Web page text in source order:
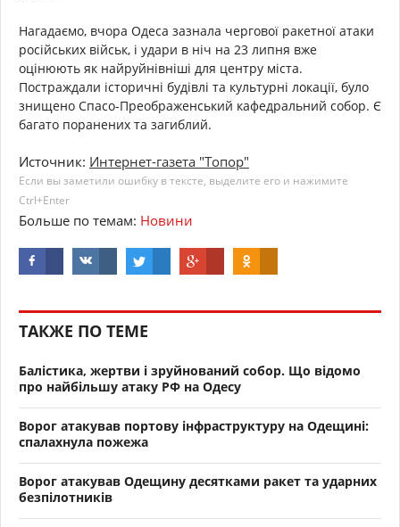
Нагадаємо, вчора Одеса зазнала чергової ракетної атаки
російських військ, і удари в ніч на 23 липня вже
оцінюють як найруйнівніші для центру міста.
Постраждали історичні будівлі та культурні локації, було
знищено Спасо-Преображенський кафедральний собор. Є
багато поранених та загиблий.
Источник: Интернет-газета "Топор"
Если вы заметили ошибку в тексте, выделите его и нажимите
Ctrl+Enter
Больше по темам: Новини
ТАКЖЕ ПО ТЕМЕ
Балістика, жертви і зруйнований собор. Що відомо
про найбільшу атаку РФ на Одесу
Ворог атакував портову інфраструктуру на Одещині:
спалахнула пожежа
Ворог атакував Одещину десятками ракет та ударних
безпілотників